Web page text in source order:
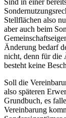
Stellflächen also
aber auch beim
Änderung bedarf
nicht, denn für die
besteht keine
Soll die
also späteren
Grundbuch, es
Vereinbarung